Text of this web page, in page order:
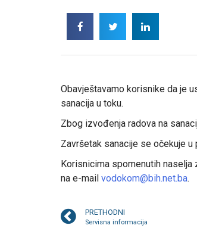
Obavještavamo korisnike da je
sanacija u toku.
Zbog izvođenja radova na
Završetak sanacije se očekuje u
Korisnicima spomenutih
na e-mail vodokom@bih.net.ba.
PRETHODNI
Servisna informacija